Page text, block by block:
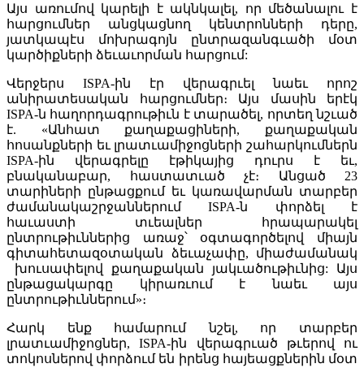
Այս առումով կարելի է ակնկալել, որ մեծանալու է
հարցումներ անցկացնող կենտրոնների դերը,
յատկապէս մոխրագոյն ընտրազանգւածի մօտ
կարծիքների ձեւաւորման հարցում:
Վերջերս ISPA-ին էր վերագրւել նաեւ որոշ
անիրատեսական հարցումներ։ Այս մասին երէկ
ISPA-ն հաղորդագրութիւն է տարածել, որտեղ նշւած
է. «Անհատ քաղաքացիների, քաղաքական
հոսանքների եւ լրատւամիջոցների շահարկումներն
ISPA-ին վերագրելը էթիկայից դուրս է եւ,
բնականաբար, հաստատւած չէ։ Անցած 23
տարիների ընթացքում եւ կառավարման տարբեր
ժամանակաշրջաններում ISPA-ն փորձել է
հաւաստի տւեալներ հրապարակել
ընտրութիւններից առաջ՝ օգտագործելով միայն
գիտահետազօտական ձեւաչափը, միաժամանակ
խուսափելով քաղաքական յակւածութիւնից: Այս
ընթացակարգը կիրառւում է նաեւ այս
ընտրութիւններում»։
Հարկ ենք համարում նշել, որ տարբեր
լրատւամիջոցներ, ISPA-ին վերագրւած թւերով ու
տոկոսներով փորձում են իրենց հայեացքներին մօտ